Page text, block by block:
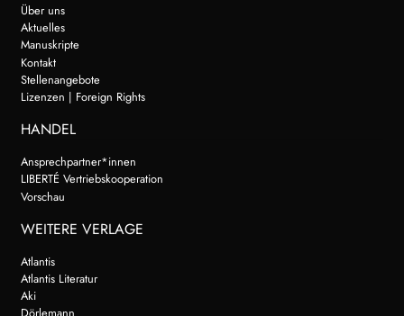
Über uns
Aktuelles
Manuskripte
Kontakt
Stellenangebote
Lizenzen | Foreign Rights
HANDEL
Ansprechpartner*innen
LIBERTÉ Vertriebskooperation
Vorschau
WEITERE VERLAGE
Atlantis
Atlantis Literatur
Aki